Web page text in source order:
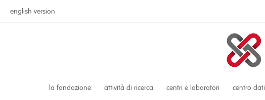
english version
la fondazione attività di ricerca centri e laboratori centro dati